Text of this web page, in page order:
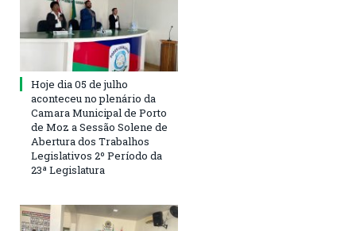
Hoje dia 05 de julho
aconteceu no plenário da
Camara Municipal de Porto
de Moz a Sessão Solene de
Abertura dos Trabalhos
Legislativos 2º Período da
23ª Legislatura